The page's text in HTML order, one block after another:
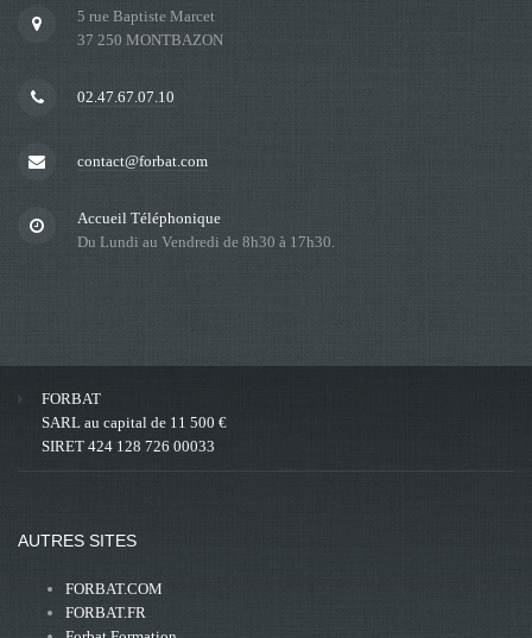
5 rue Baptiste Marcet
37 250 MONTBAZON
02.47.67.07.10
contact@forbat.com
Accueil Téléphonique
Du Lundi au Vendredi de 8h30 à 17h30.
FORBAT
SARL au capital de 11 500 €
SIRET 424 128 726 00033
AUTRES SITES
FORBAT.COM
FORBAT.FR